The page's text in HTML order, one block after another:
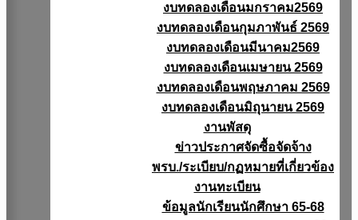
งบทดลองเดือนมกราคม2569
งบทดลองเดือนกุมภาพันธ์ 2569
งบทดลองเดือนมีนาคม2569
งบทดลองเดือนเมษายน 2569
งบทดลองเดือนพฤษภาคม 2569
งบทดลองเดือนมิถุนายน 2569
งานพัสดุ
ข่าวประกาศจัดซื้อจัดจ้าง
พรบ./ระเบียบ/กฏหมายที่เกี่ยวข้อง
งานทะเบียน
ข้อมูลนักเรียนนักศึกษา 65-68